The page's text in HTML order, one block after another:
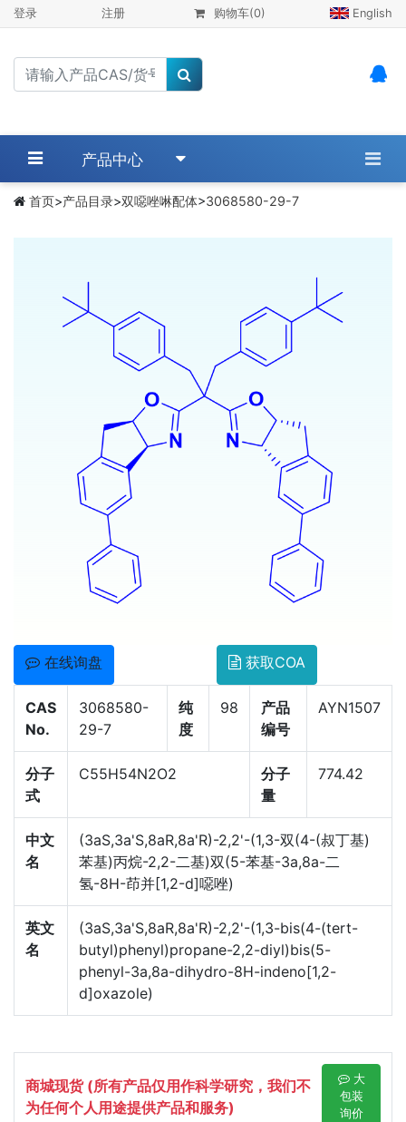
登录 注册 购物车(0) English
产品中心
首页>产品目录>双噁唑啉配体>3068580-29-7
在线询盘 获取COA
CAS
No.
3068580-
29-7
纯
度
98
产品
编号
AYN1507
分子
式
C55H54N2O2
分子
量
774.42
中文
名
(3aS,3a'S,8aR,8a'R)-2,2'-(1,3-双(4-(叔丁基)
苯基)丙烷-2,2-二基)双(5-苯基-3a,8a-二
氢-8H-茚并[1,2-d]噁唑)
英文
名
(3aS,3a'S,8aR,8a'R)-2,2'-(1,3-bis(4-(tert-
butyl)phenyl)propane-2,2-diyl)bis(5-
phenyl-3a,8a-dihydro-8H-indeno[1,2-
d]oxazole)
商城现货 (所有产品仅用作科学研究，我们不
为任何个人用途提供产品和服务)
大
包装
询价